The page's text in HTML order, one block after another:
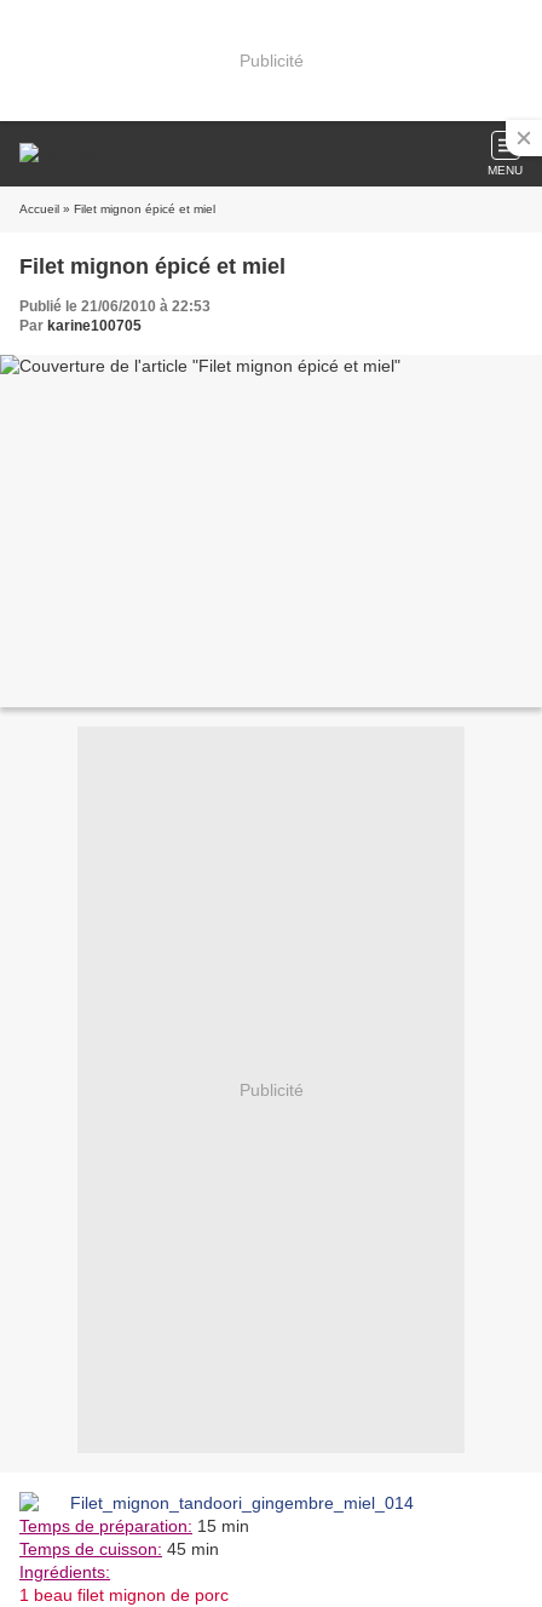
Publicité
MENU
Accueil » Filet mignon épicé et miel
Filet mignon épicé et miel
Publié le 21/06/2010 à 22:53
Par karine100705
Publicité
Temps de préparation: 15 min
Temps de cuisson: 45 min
Ingrédients:
1 beau filet mignon de porc